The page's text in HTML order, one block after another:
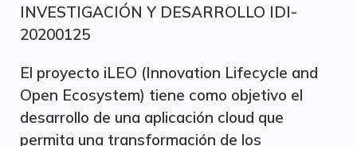
INVESTIGACIÓN Y DESARROLLO IDI-
20200125
El proyecto iLEO (Innovation Lifecycle and
Open Ecosystem) tiene como objetivo el
desarrollo de una aplicación cloud que
permita una transformación de los